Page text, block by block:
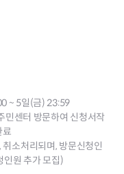
~ 5일(금) 23:59
민센터 방문하여 신청서작
료
소처리되며, 방문신청인
인원 추가 모집)